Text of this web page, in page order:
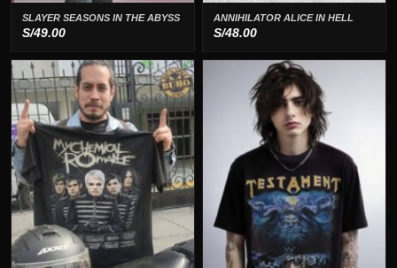
SLAYER SEASONS IN THE ABYSS
S/49.00
ANNIHILATOR ALICE IN HELL
S/48.00